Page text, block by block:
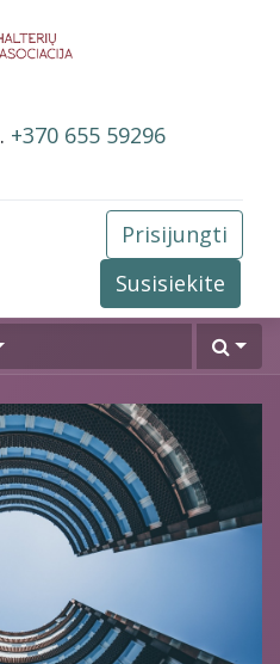
+370 655 59296
Prisijungti
Susisiekite